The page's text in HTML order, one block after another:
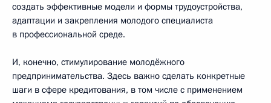
создать эффективные модели и формы трудоустройства,
адаптации и закрепления молодого специалиста
в профессиональной среде.
И, конечно, стимулирование молодёжного
предпринимательства. Здесь важно сделать конкретные
шаги в сфере кредитования, в том числе с применением